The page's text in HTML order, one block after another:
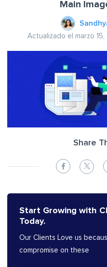
Main
Actualizado el marzo 15,
Share
Start Growing with
Today.
Our Clients Love us
compromise on these